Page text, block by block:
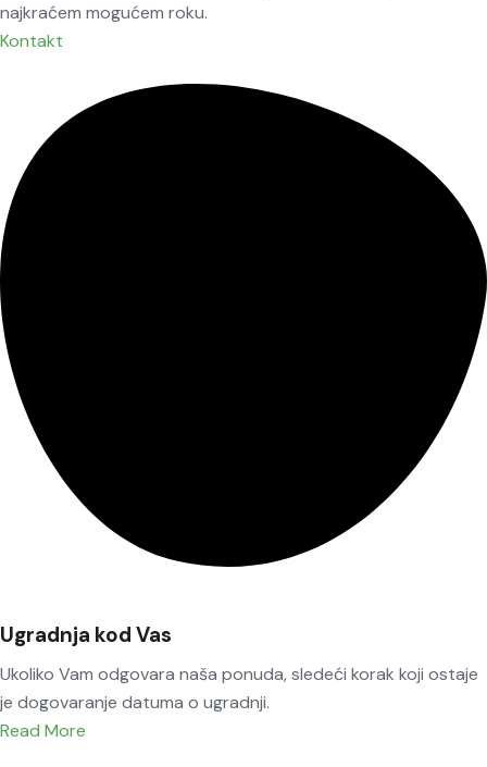
najkraćem mogućem roku.
Kontakt
Ugradnja kod Vas
Ukoliko Vam odgovara naša ponuda, sledeći korak koji ostaje
je dogovaranje datuma o ugradnji.
Read More